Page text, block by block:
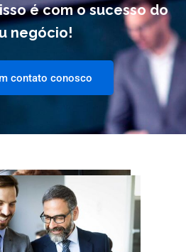
é com o sucesso do
negócio!
contato conosco